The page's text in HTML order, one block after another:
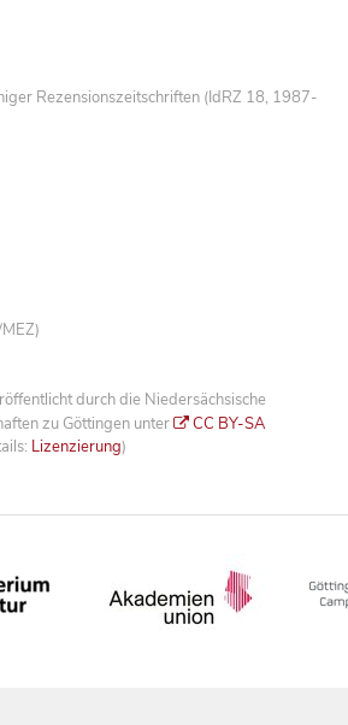
Rezensionszeitschriften (IdRZ 18, 1987-
durch die Niedersächsische
zu Göttingen unter
CC BY-SA
Lizenzierung)